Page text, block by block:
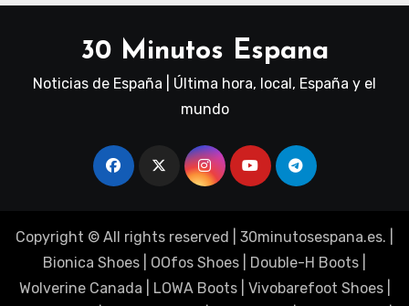
30 Minutos Espana
Noticias de España | Última hora, local, España y el
mundo
Copyright © All rights reserved 30minutosespana.es. |
Bionica Shoes
OOfos Shoes Double-H Boots
Wolverine Canada
LOWA Boots| Vivobarefoot Shoes|